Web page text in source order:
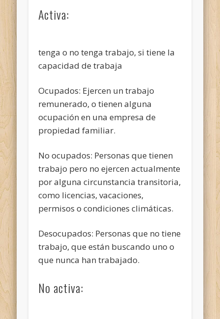
Activa:
tenga o no tenga trabajo, si tiene la
capacidad de trabaja
Ocupados: Ejercen un trabajo
remunerado, o tienen alguna
ocupación en una empresa de
propiedad familiar.
No ocupados: Personas que tienen
trabajo pero no ejercen actualmente
por alguna circunstancia transitoria,
como licencias, vacaciones,
permisos o condiciones climáticas.
Desocupados: Personas que no tiene
trabajo, que están buscando uno o
que nunca han trabajado.
No activa: